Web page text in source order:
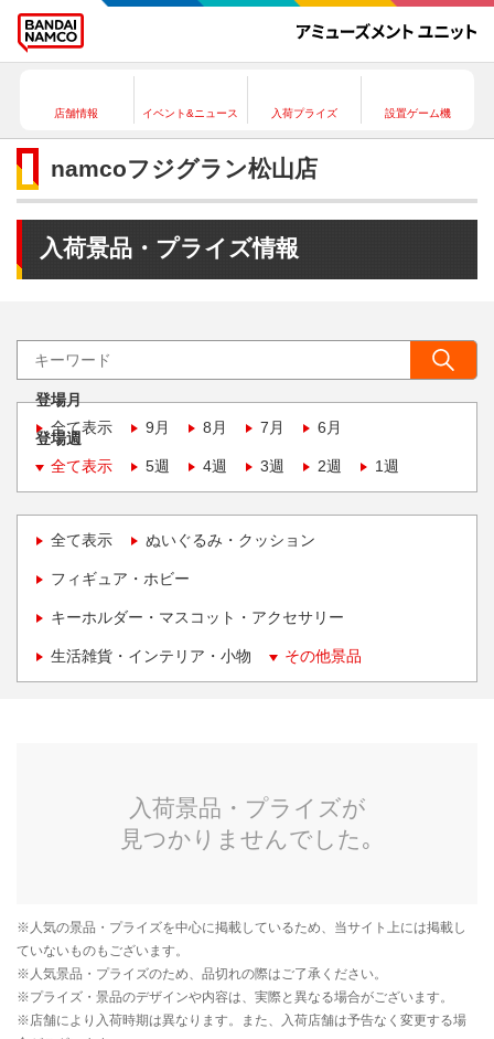
店舗情報 イベント&ニュース 入荷プライズ 設置ゲーム機
namcoフジグラン松山店
入荷景品・プライズ情報
登場月
全て表示
9月 8月 7月 6月
登場週
全て表示
5週 4週 3週 2週 1週
全て表示 ぬいぐるみ・クッション
フィギュア・ホビー
キーホルダー・マスコット・アクセサリー
生活雑貨・インテリア・小物 その他景品